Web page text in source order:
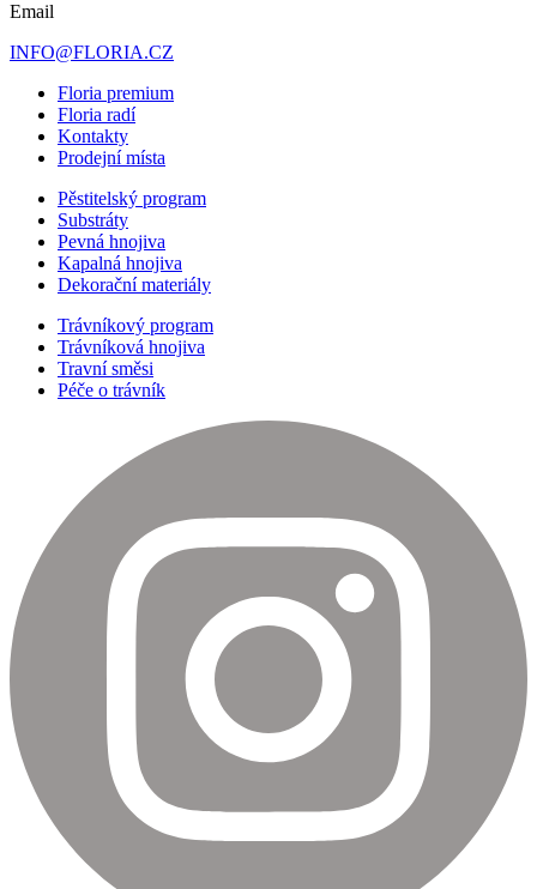
Email
INFO@FLORIA.CZ
Floria premium
Floria radí
Kontakty
Prodejní místa
Pěstitelský program
Substráty
Pevná hnojiva
Kapalná hnojiva
Dekorační materiály
Trávníkový program
Trávníková hnojiva
Travní směsi
Péče o trávník